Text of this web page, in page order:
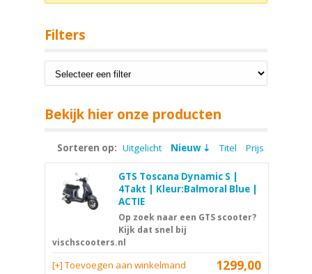
Filters
Bekijk hier onze producten
Sorteren op: Uitgelicht Nieuw Titel Prijs
GTS Toscana Dynamic S |
4Takt | Kleur:Balmoral Blue |
ACTIE
Op zoek naar een GTS scooter?
Kijk dat snel bij
vischscooters.nl
1299,00
[+] Toevoegen aan winkelmand